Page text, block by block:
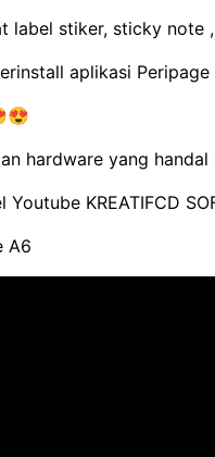
label stiker, sticky note
aplikasi
hardware yang handal
KREATIFCD
A6